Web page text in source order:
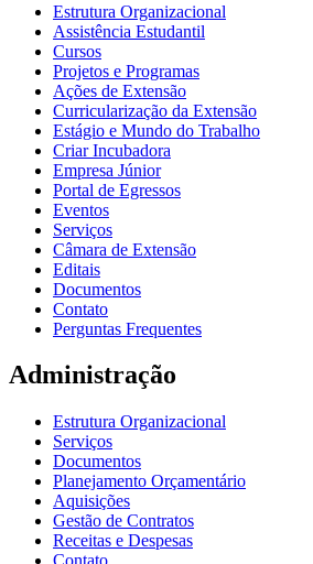
Estrutura Organizacional
Assistência Estudantil
Cursos
Projetos e Programas
Ações de Extensão
Curricularização da Extensão
Estágio e Mundo do Trabalho
Criar Incubadora
Empresa Júnior
Portal de Egressos
Eventos
Serviços
Câmara de Extensão
Editais
Documentos
Contato
Perguntas Frequentes
Administração
Estrutura Organizacional
Serviços
Documentos
Planejamento Orçamentário
Aquisições
Gestão de Contratos
Receitas e Despesas